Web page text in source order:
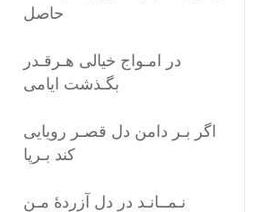
حاصل
در امـواج خیالی هـرقـدر
بگـذشت ایامی
اگر بـر دامن دل قصـر رویایی
کند بـرپا
نـمــانـد در دل آزردۀ مـن